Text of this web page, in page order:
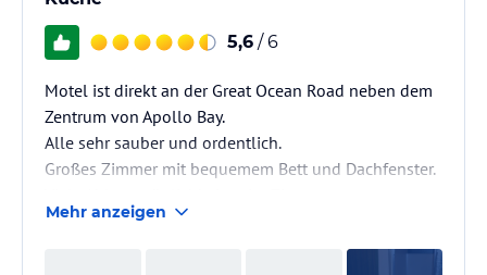
5,6 / 6
Motel ist direkt an der Great Ocean Road neben dem
Zentrum von Apollo Bay.
Alle sehr sauber und ordentlich.
Großes Zimmer mit bequemem Bett und Dachfenster.
Klimaanlage und Heizung vorhanden.
Küche mit Mikrowelle und Besteck/Geschirr.
Mehr anzeigen